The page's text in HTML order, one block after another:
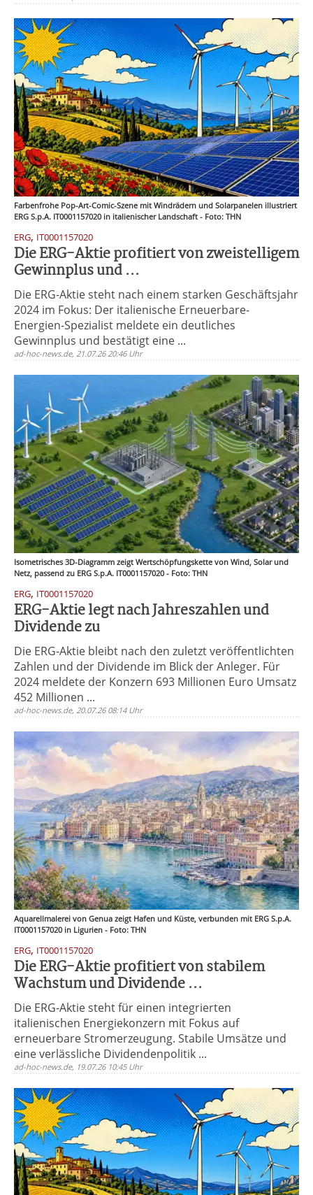
Farbenfrohe Pop-Art-Comic-Szene mit Windrädern und Solarpanelen illustriert
ERG S.p.A. IT0001157020 in italienischer Landschaft - Foto: THN
ERG, IT0001157020
Die ERG-Aktie profitiert von zweistelligem
Gewinnplus und ...
Die ERG-Aktie steht nach einem starken Geschäftsjahr
2024 im Fokus: Der italienische Erneuerbare-
Energien-Spezialist meldete ein deutliches
Gewinnplus und bestätigt eine ...
ad-hoc-news.de, 21.07.26 20:46 Uhr
Isometrisches 3D-Diagramm zeigt Wertschöpfungskette von Wind, Solar und
Netz, passend zu ERG S.p.A. IT0001157020 - Foto: THN
ERG, IT0001157020
ERG-Aktie legt nach Jahreszahlen und
Dividende zu
Die ERG-Aktie bleibt nach den zuletzt veröffentlichten
Zahlen und der Dividende im Blick der Anleger. Für
2024 meldete der Konzern 693 Millionen Euro Umsatz
452 Millionen ...
ad-hoc-news.de, 20.07.26 08:14 Uhr
Aquarellmalerei von Genua zeigt Hafen und Küste, verbunden mit ERG S.p.A.
IT0001157020 in Ligurien - Foto: THN
ERG, IT0001157020
Die ERG-Aktie profitiert von stabilem
Wachstum und Dividende ...
Die ERG-Aktie steht für einen integrierten
italienischen Energiekonzern mit Fokus auf
erneuerbare Stromerzeugung. Stabile Umsätze und
eine verlässliche Dividendenpolitik ...
ad-hoc-news.de, 19.07.26 10:45 Uhr